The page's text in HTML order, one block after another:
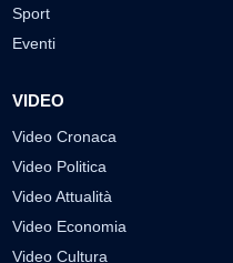
Sport
Eventi
VIDEO
Video Cronaca
Video Politica
Video Attualità
Video Economia
Video Cultura